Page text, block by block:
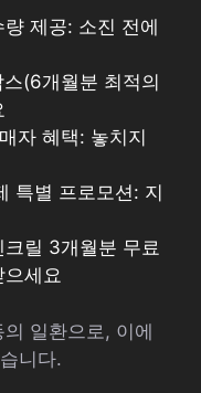
제공: 소진 전에
(6개월분 최적의
자 혜택: 놓치지
특별 프로모션: 지
크릴 3개월분 무료
세요
일환으로, 이에
니다.